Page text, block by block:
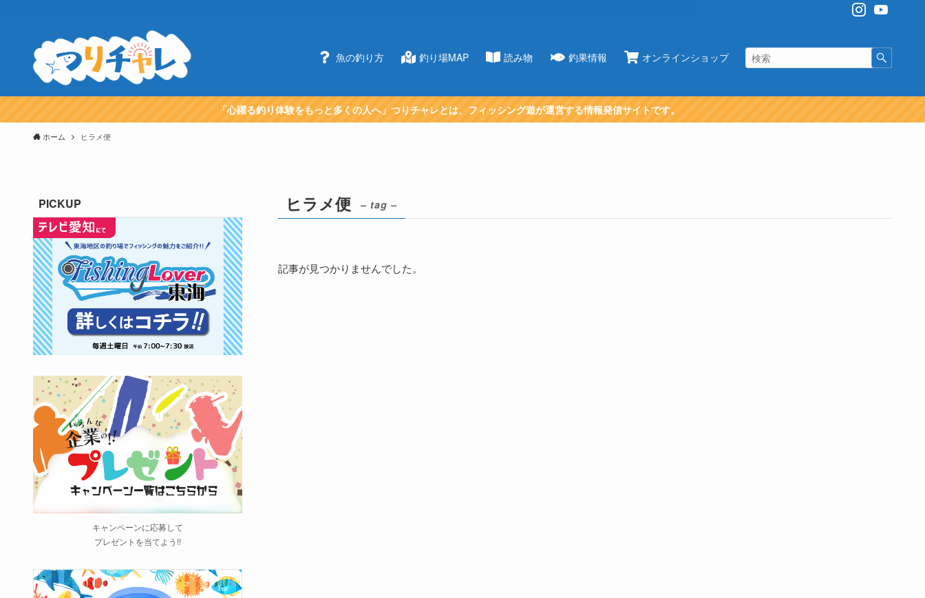
魚の釣り方 釣り場MAP 読み物 釣果情報 オンラインショップ
「心躍る釣り体験をもっと多くの人へ」つりチャレとは、フィッシング遊が運営する情報発信サイトです。
ホーム ヒラメ便
ヒラメ便 – tag –
記事が見つかりませんでした。
PICKUP
キャンペーンに応募して
プレゼントを当てよう!!